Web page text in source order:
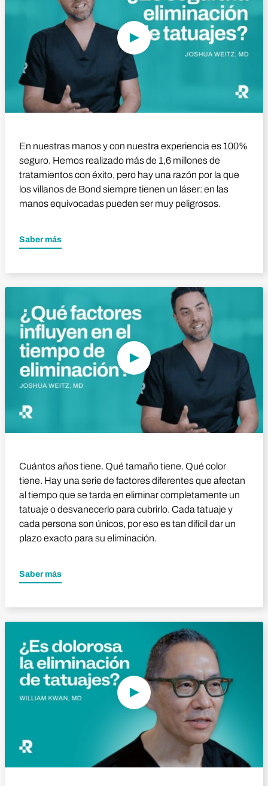
En nuestras manos y con nuestra experiencia es 100%
seguro. Hemos realizado más de 1,6 millones de
tratamientos con éxito, pero hay una razón por la que
los villanos de Bond siempre tienen un láser: en las
manos equivocadas pueden ser muy peligrosos.
Saber más
Reproducir vídeo
Cuántos años tiene. Qué tamaño tiene. Qué color
tiene. Hay una serie de factores diferentes que afectan
al tiempo que se tarda en eliminar completamente un
tatuaje o desvanecerlo para cubrirlo. Cada tatuaje y
cada persona son únicos, por eso es tan difícil dar un
plazo exacto para su eliminación.
Saber más
Reproducir vídeo